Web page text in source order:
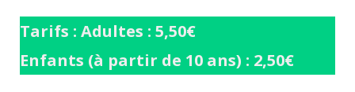
Tarifs : Adultes : 5,50€
Enfants (à partir de 10 ans) : 2,50€